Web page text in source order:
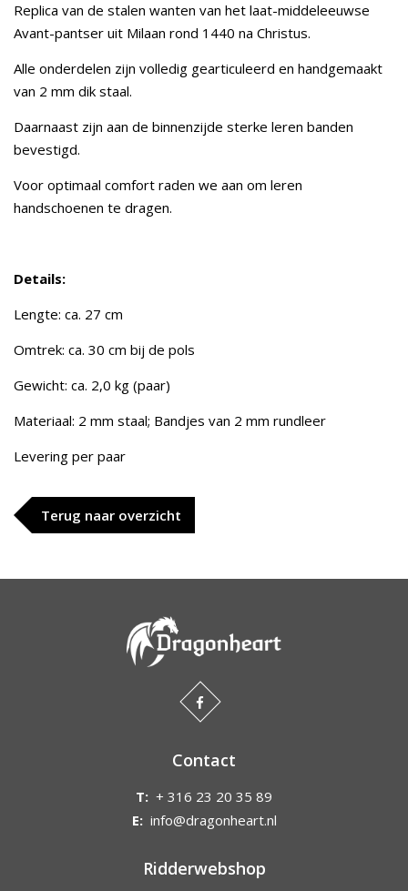
Replica van de stalen wanten van het laat-middeleeuwse
Avant-pantser uit Milaan rond 1440 na Christus.
Alle onderdelen zijn volledig gearticuleerd en handgemaakt
van 2 mm dik staal.
Daarnaast zijn aan de binnenzijde sterke leren banden
bevestigd.
Voor optimaal comfort raden we aan om leren
handschoenen te dragen.
Details:
Lengte: ca. 27 cm
Omtrek: ca. 30 cm bij de pols
Gewicht: ca. 2,0 kg (paar)
Materiaal: 2 mm staal; Bandjes van 2 mm rundleer
Levering per paar
Terug naar overzicht
Contact
T: + 316 23 20 35 89
E: info@dragonheart.nl
Ridderwebshop